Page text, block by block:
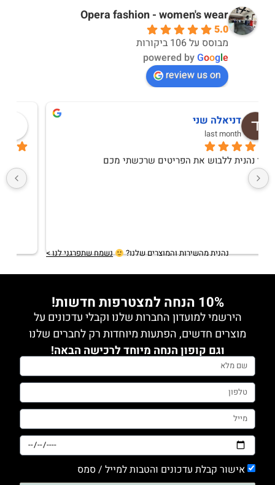
Opera fashion - women's wear
5.0
מבוסס על 106 ביקורות
powered byGoogle
review us on
מירב יחזקאל
10 months ago
נהנית מהשירות והמוצרים שלנו? נשמח שתפרגני לנו >
10% הנחה למצטרפות חדשות!
הירשמי למועדון החברות שלנו וקבלי עדכונים על
מוצרים חדשים, הפתעות מיוחדות רק לחברים שלנו
וגם קופון הנחה מיוחד לרכישה הבאה!
אישור קבלת עדכונים והטבות למייל / סמס